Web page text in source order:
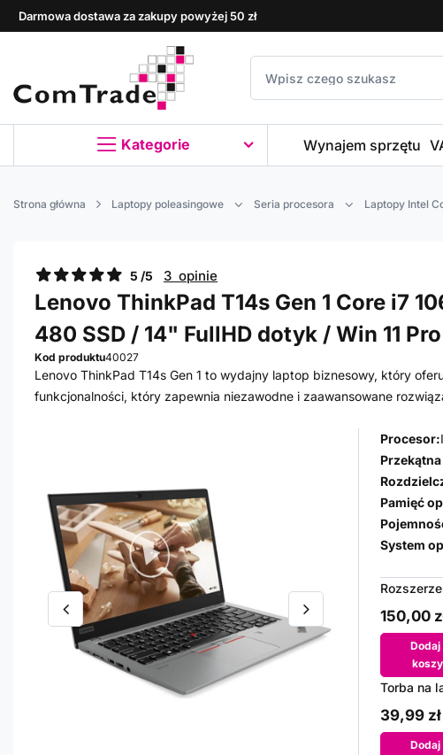
Darmowa dostawa za zakupy powyżej 50 zł
Kategorie Wynajem sprzętu
Strona główna Laptopy poleasingowe Seria procesora Laptopy Intel
5 /5 3 opinie
Lenovo ThinkPad T14s Gen 1 Core i7
480 SSD / 14" FullHD dotyk / Win 11
Kod produktu40027
Lenovo ThinkPad T14s Gen 1 to wydajny laptop biznesowy, który
funkcjonalności, który zapewnia niezawodne i zaawansowane
Procesor:
Pamięć
System
150,00
Dodaj
Torba na
39,99 zł
Dodaj